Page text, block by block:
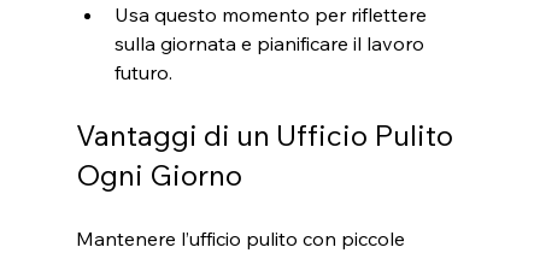
Usa questo momento per riflettere
sulla giornata e pianificare il lavoro
futuro.
Vantaggi di un Ufficio Pulito
Ogni Giorno
Mantenere l’ufficio pulito con piccole